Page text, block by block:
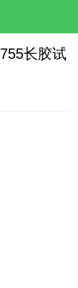
长胶试